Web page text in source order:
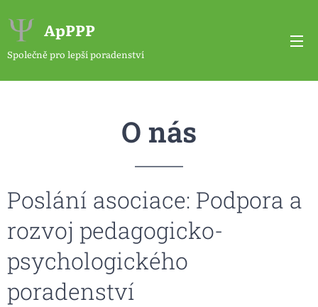
ApPPP
Společně pro lepší poradenství
O nás
Poslání asociace: Podpora a
rozvoj pedagogicko-
psychologického
poradenství